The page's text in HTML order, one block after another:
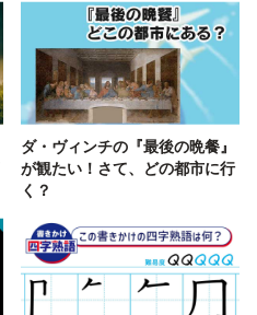
ダ・ヴィンチの『最後の晩餐』
が観たい！さて、どの都市に行
く？